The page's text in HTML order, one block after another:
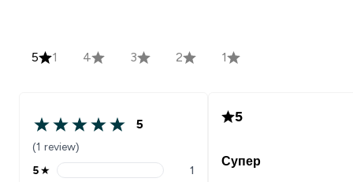
5 1 4 3 2 1
5
(1 review)
5★
1
5
Супер